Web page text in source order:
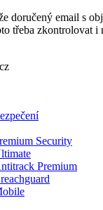
doručený email s
třeba zkontrolovat i
Security
Premium